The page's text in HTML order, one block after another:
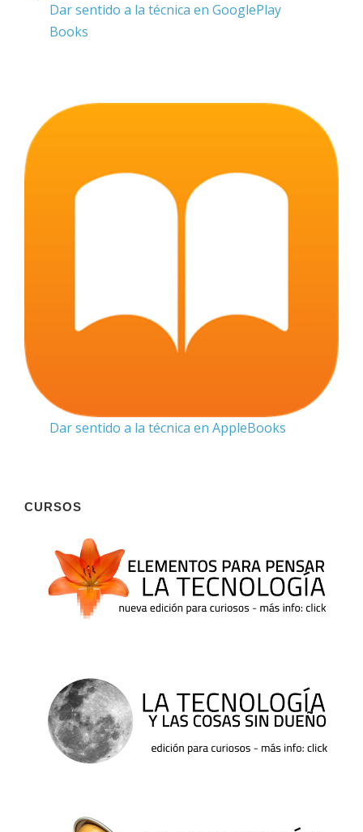
Dar sentido a la técnica en GooglePlay
Books
Dar sentido a la técnica en AppleBooks
CURSOS